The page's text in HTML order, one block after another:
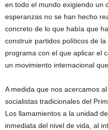
en todo el mundo exigiendo un
esperanzas no se han hecho
concreto de lo que había que
construir partidos políticos de
programa con el que aplicar el
un movimiento internacional
A medida que nos acercamos
socialistas tradicionales del
Los llamamientos a la unidad
inmediata del nivel de vida, al